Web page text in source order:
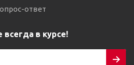
ответ
всегда в курсе!